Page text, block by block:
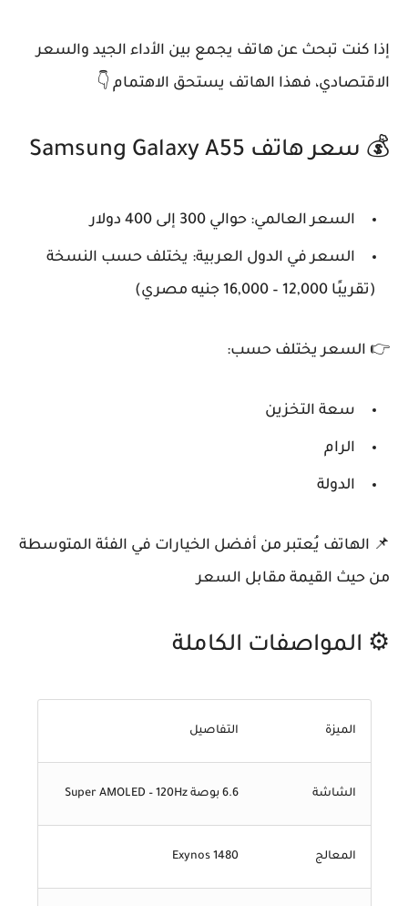
إذا كنت تبحث عن هاتف يجمع بين الأداء الجيد والسعر
الاقتصادي، فهذا الهاتف يستحق الاهتمام 👇
💰 سعر هاتف Samsung Galaxy A55
السعر العالمي: حوالي 300 إلى 400 دولار
السعر في الدول العربية: يختلف حسب النسخة
(تقريبًا 12,000 – 16,000 جنيه مصري)
👉 السعر يختلف حسب:
سعة التخزين
الرام
الدولة
📌 الهاتف يُعتبر من أفضل الخيارات في الفئة المتوسطة
من حيث القيمة مقابل السعر
⚙️ المواصفات الكاملة
الميزة التفاصيل
الشاشة 6.6 بوصة Super AMOLED – 120Hz
المعالج Exynos 1480